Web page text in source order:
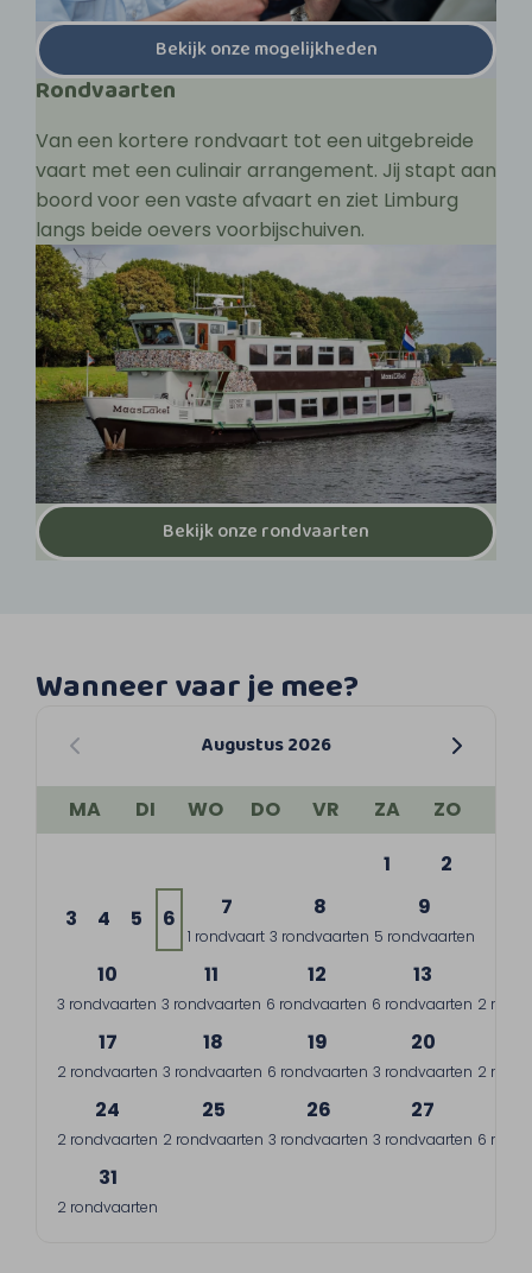
Bekijk onze mogelijkheden
Rondvaarten
Van een kortere rondvaart tot een uitgebreide
vaart met een culinair arrangement. Jij stapt aan
boord voor een vaste afvaart en ziet Limburg
langs beide oevers voorbijschuiven.
Bekijk onze rondvaarten
Wanneer vaar je mee?
Augustus 2026
MA DI WO DO VR ZA
ZO
1
2
3 4 5 6 7
1 rondvaart
8
3 rondvaarten
9
5 rondvaarten
10
3 rondvaarten
11
3 rondvaarten
12
6 rondvaarten
13
6 rondvaarten 2
17
2 rondvaarten
18
3 rondvaarten
19
6 rondvaarten
20
3 rondvaarten 2
24
2 rondvaarten
25
2 rondvaarten
26
3 rondvaarten
27
3 rondvaarten 6
31
2 rondvaarten